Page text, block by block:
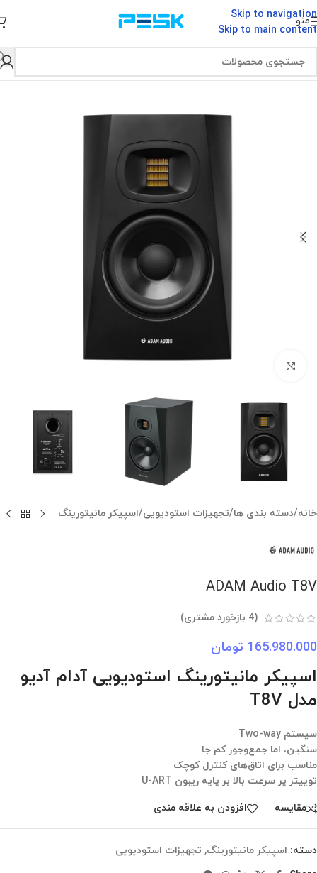
Skip to navigation
Skip to main content
منو
خانه/دسته بندی ها/تجهیزات استودیویی/اسپیکر مانیتورینگ
ADAM Audio T8V
(
4 بازخورد مشتری)
165.980.000 تومان
اسپیکر مانیتورینگ استودیویی آدام آدیو
مدل T8V
سیستم Two-way
سنگین، اما جمع‌وجور کم جا
مناسب برای اتاق‌های کنترل کوچک
توییتر پر سرعت بالا بر پایه ریبون U-ART
مقایسه افزودن به علاقه مندی
دسته: اسپیکر مانیتورینگ, تجهیزات استودیویی